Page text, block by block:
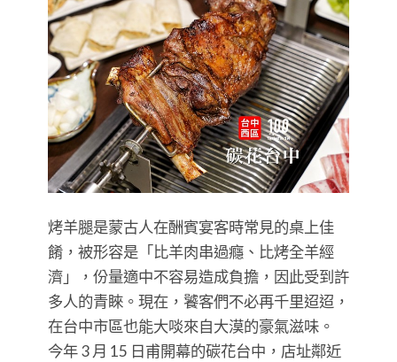
烤羊腿是蒙古人在酬賓宴客時常見的桌上佳
餚，被形容是「比羊肉串過癮、比烤全羊經
濟」，份量適中不容易造成負擔，因此受到許
多人的青睞。現在，饕客們不必再千里迢迢，
在台中市區也能大啖來自大漠的豪氣滋味。
今年 3 月 15 日甫開幕的碳花台中，店址鄰近